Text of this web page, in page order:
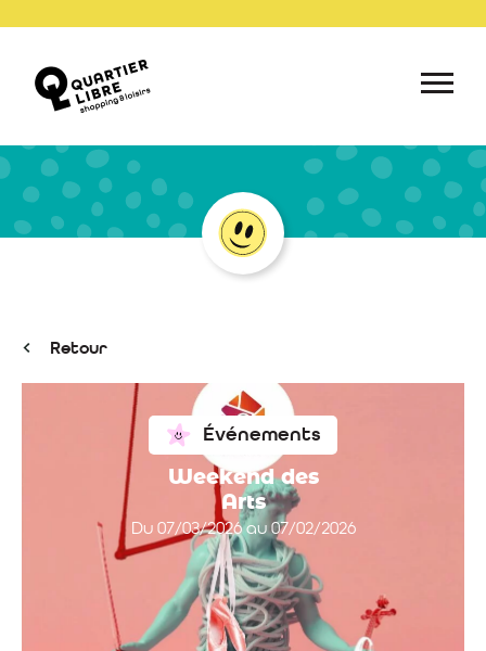
Retour
Événements
Weekend des
Arts
Du 07/03/2026 au 07/02/2026